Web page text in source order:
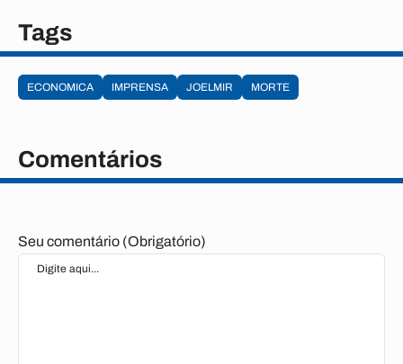
Tags
ECONOMICA IMPRENSA JOELMIR MORTE
Comentários
Seu comentário (Obrigatório)